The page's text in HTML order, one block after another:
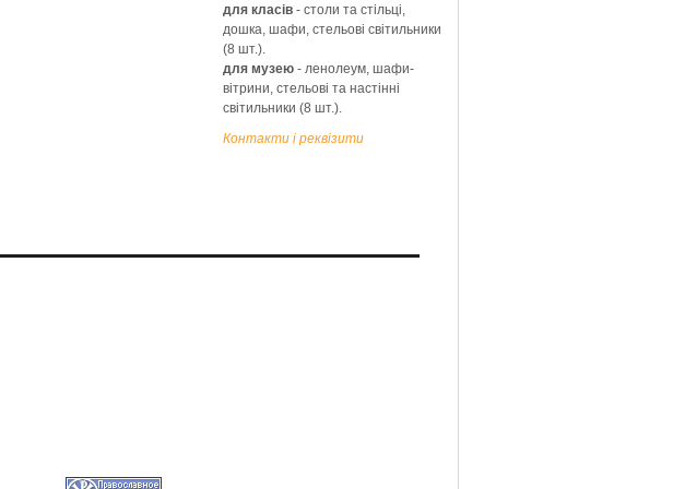
для класів - столи та стільці,
дошка, шафи, стельові світильники
(8 шт.).
для музею - ленолеум, шафи-
вітрини, стельові та настінні
світильники (8 шт.).
Контакти і реквізити